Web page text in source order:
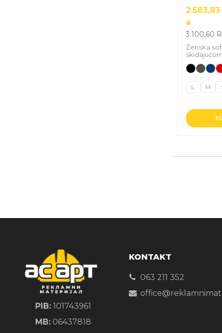
2.583,83
a
3.100,60
Ženska
L M
PIB: 101743961
MB: 06437818
KONTAKT
063 211 352